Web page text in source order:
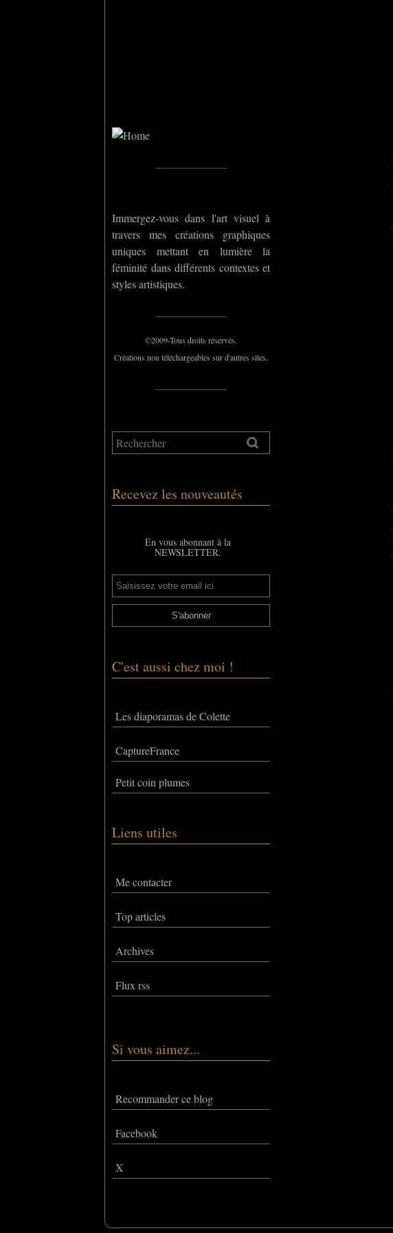
Immergez-vous dans l'art visuel à
travers mes créations graphiques
uniques mettant en lumière la
féminité dans différents contextes et
styles artistiques.
©2009-Tous droits réservés.
Créations non téléchargeables sur d'autres sites.
Recevez les nouveautés
C'est aussi chez moi !
Les diaporamas de Colette
CaptureFrance
Petit coin plumes
Liens utiles
Me contacter
Top articles
Archives
Flux rss
Si vous aimez...
Recommander ce blog
Facebook
X